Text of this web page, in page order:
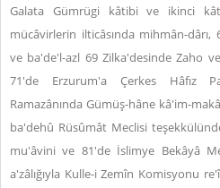
Galata Gümrügi kâtibi ve ikinci
mücâvirlerin ilticâsında mihmân-
ve ba'de'l-azl 69 Zilka'desinde Zaho
71'de Erzurum'a Çerkes Hâfız
Ramazânında Gümüş-hâne kâ'im-
ba'dehû Rüsûmât Meclisi
mu'âvini ve 81'de İslimye Bekâyâ
a'zâlığıyla Kulle-i Zemîn Komisyonu